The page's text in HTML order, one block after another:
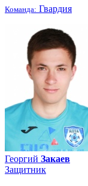
Команда: Гвардия
Георгий Закаев
Защитник